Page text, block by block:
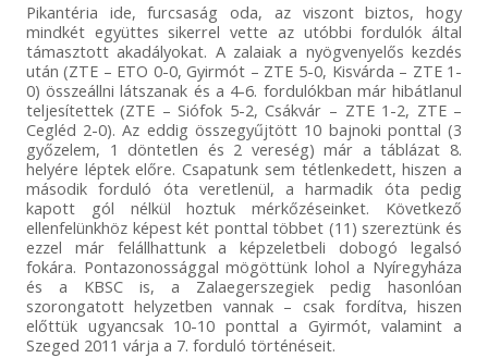
Pikantéria ide, furcsaság oda, az viszont biztos, hogy
mindkét együttes sikerrel vette az utóbbi fordulók által
támasztott akadályokat. A zalaiak a nyögvenyelős kezdés
után (ZTE – ETO 0-0, Gyirmót – ZTE 5-0, Kisvárda – ZTE 1-
0) összeállni látszanak és a 4-6. fordulókban már hibátlanul
teljesítettek (ZTE – Siófok 5-2, Csákvár – ZTE 1-2, ZTE –
Cegléd 2-0). Az eddig összegyűjtött 10 bajnoki ponttal (3
győzelem, 1 döntetlen és 2 vereség) már a táblázat 8.
helyére léptek előre. Csapatunk sem tétlenkedett, hiszen a
második forduló óta veretlenül, a harmadik óta pedig
kapott gól nélkül hoztuk mérkőzéseinket. Következő
ellenfelünkhöz képest két ponttal többet (11) szereztünk és
ezzel már felállhattunk a képzeletbeli dobogó legalsó
fokára. Pontazonossággal mögöttünk lohol a Nyíregyháza
és a KBSC is, a Zalaegerszegiek pedig hasonlóan
szorongatott helyzetben vannak – csak fordítva, hiszen
előttük ugyancsak 10-10 ponttal a Gyirmót, valamint a
Szeged 2011 várja a 7. forduló történéseit.